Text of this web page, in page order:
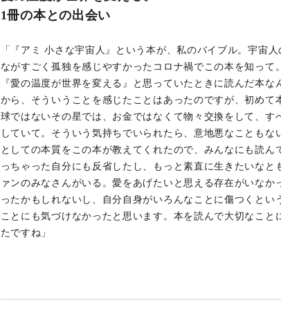
1冊の本との出会い
「『アミ 小さな宇宙人』という本が、私のバイブル。宇宙
ながすごく孤独を感じやすかったコロナ禍でこの本を知って
『愛の温度が世界を変える』と思っていたときに読んだ本
から、そういうことを感じたことはあったのですが、初めて
球ではないその星では、お金ではなくて物々交換をして、す
していて。そういう気持ちでいられたら、意地悪なことも
としての本質をこの本が教えてくれたので、みんなにも読ん
っちゃった自分にも反省したし、もっと素直に生きたいなと
ァンのみなさんがいる。愛をあげたいと思える存在がいな
ったかもしれないし、自分自身がいろんなことに傷つくとい
ことにも気づけなかったと思います。本を読んで大切なこと
たですね」